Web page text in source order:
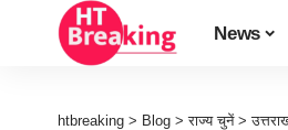
News
htbreaking > Blog >राज्य चुनें >